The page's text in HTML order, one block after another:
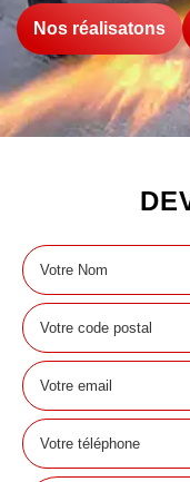
Nos réalisatons